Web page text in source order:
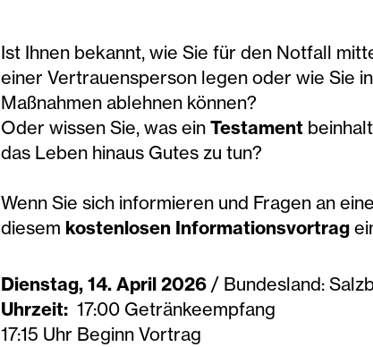
Ist Ihnen bekannt, wie Sie für den Notfall
einer Vertrauensperson legen oder wie Sie
Maßnahmen ablehnen können?
Oder wissen Sie, was ein Testament
das Leben hinaus Gutes zu tun?
Wenn Sie sich informieren und Fragen an
diesem kostenlosen Informationsvortrag
Dienstag, 14. April 2026 / Bundesland:
Uhrzeit: 17:00 Getränkeempfang
17:15 Uhr Beginn Vortrag